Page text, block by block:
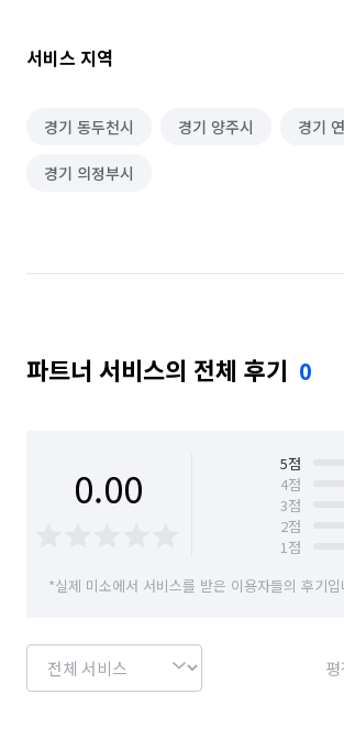
서비스 지역
경기 동두천시 경기 양주시 경기
경기 의정부시
파트너 서비스의 전체 후기 0
0.00 5점
4점
3점
2점
1점
*실제 미소에서 서비스를 받은 이용자들의 후기입